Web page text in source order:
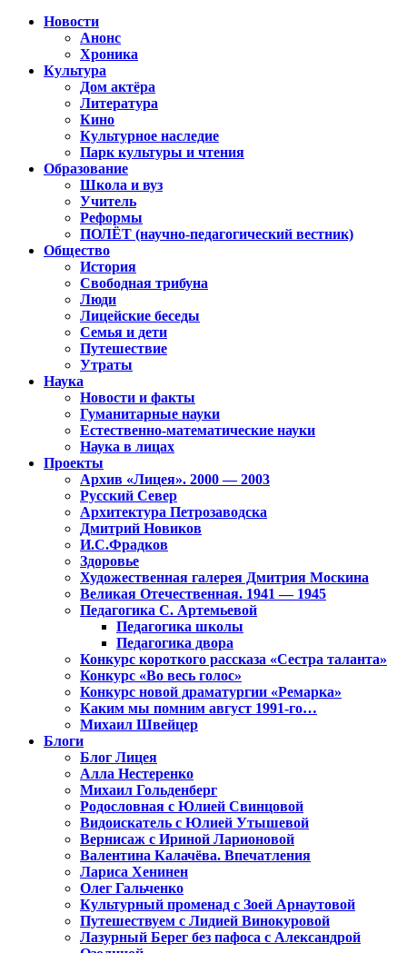
Новости
Анонс
Хроника
Культура
Дом актёра
Литература
Кино
Культурное наследие
Парк культуры и чтения
Образование
Школа и вуз
Учитель
Реформы
ПОЛЁТ (научно-педагогический вестник)
Общество
История
Свободная трибуна
Люди
Лицейские беседы
Семья и дети
Путешествие
Утраты
Наука
Новости и факты
Гуманитарные науки
Естественно-математические науки
Наука в лицах
Проекты
Архив «Лицея». 2000 — 2003
Русский Север
Архитектура Петрозаводска
Дмитрий Новиков
И.С.Фрадков
Здоровье
Художественная галерея Дмитрия Москина
Великая Отечественная. 1941 — 1945
Педагогика С. Артемьевой
Педагогика школы
Педагогика двора
Конкурс короткого рассказа «Сестра таланта»
Конкурс «Во весь голос»
Конкурс новой драматургии «Ремарка»
Каким мы помним август 1991-го…
Михаил Швейцер
Блоги
Блог Лицея
Алла Нестеренко
Михаил Гольденберг
Родословная с Юлией Свинцовой
Видоискатель с Юлией Утышевой
Вернисаж с Ириной Ларионовой
Валентина Калачёва. Впечатления
Лариса Хенинен
Олег Гальченко
Культурный променад с Зоей Арнаутовой
Путешествуем с Лидией Винокуровой
Лазурный Берег без пафоса с Александрой